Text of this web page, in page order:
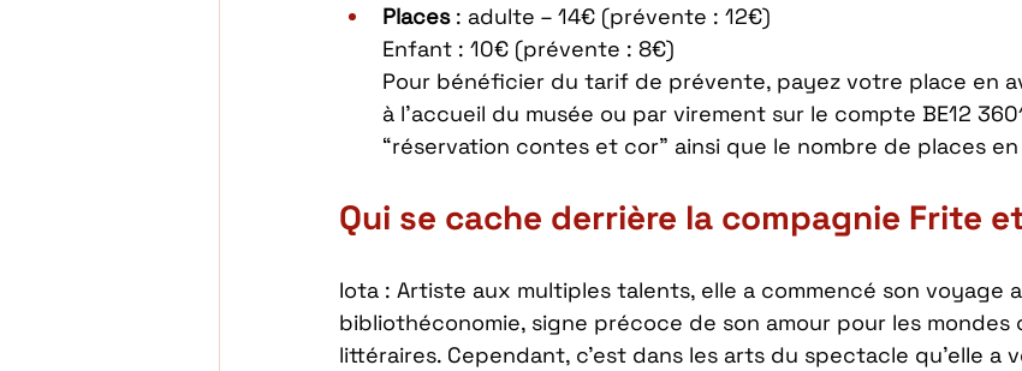
Places : adulte – 14€ (prévente : 12€)
Enfant : 10€ (prévente : 8€)
Pour bénéficier du tarif de prévente, payez votre place en
à l’accueil du musée ou par virement sur le compte BE12
“réservation contes et cor” ainsi que le nombre de places
Qui se cache derrière la compagnie Frite
Iota : Artiste aux multiples talents, elle a commencé son voyage
bibliothéconomie, signe précoce de son amour pour les mondes
littéraires. Cependant, c’est dans les arts du spectacle qu’elle a